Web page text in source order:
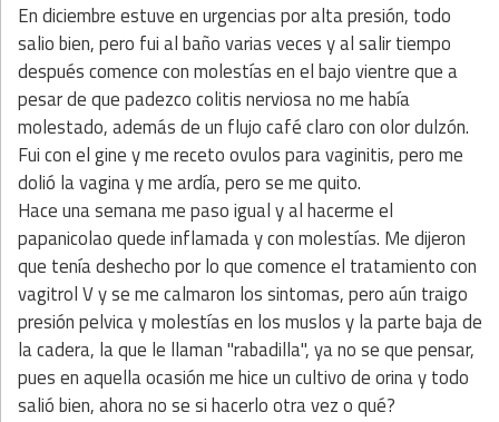
En diciembre estuve en urgencias por alta presión, todo
salio bien, pero fui al baño varias veces y al salir tiempo
después comence con molestías en el bajo vientre que a
pesar de que padezco colitis nerviosa no me había
molestado, además de un flujo café claro con olor dulzón.
Fui con el gine y me receto ovulos para vaginitis, pero me
dolió la vagina y me ardía, pero se me quito.
Hace una semana me paso igual y al hacerme el
papanicolao quede inflamada y con molestías. Me dijeron
que tenía deshecho por lo que comence el tratamiento con
vagitrol V y se me calmaron los sintomas, pero aún traigo
presión pelvica y molestías en los muslos y la parte baja de
la cadera, la que le llaman "rabadilla", ya no se que pensar,
pues en aquella ocasión me hice un cultivo de orina y todo
salió bien, ahora no se si hacerlo otra vez o qué?